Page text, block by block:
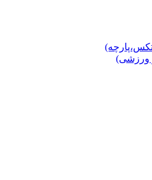
ورزشی)